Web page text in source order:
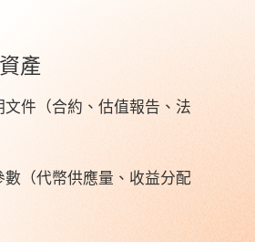
產
文件（合約、估值報告、法
數（代幣供應量、收益分配